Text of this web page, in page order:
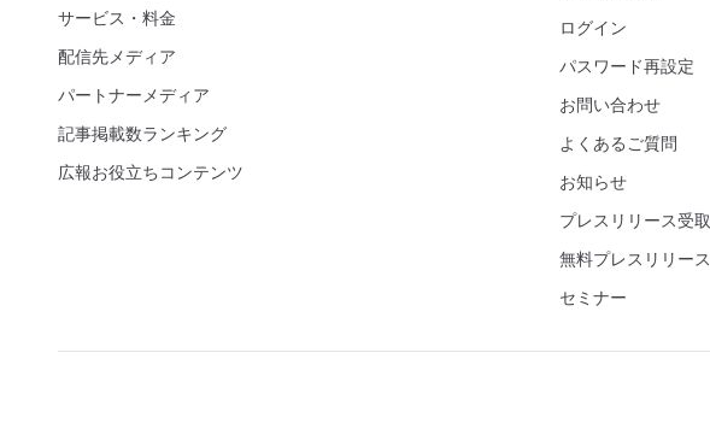
サービス・料金
配信先メディア
パートナーメディア
記事掲載数ランキング
広報お役立ちコンテンツ
ログイン
パスワード再設定
お問い合わせ
よくあるご質問
お知らせ
プレスリリース受
無料プレスリリー
セミナー